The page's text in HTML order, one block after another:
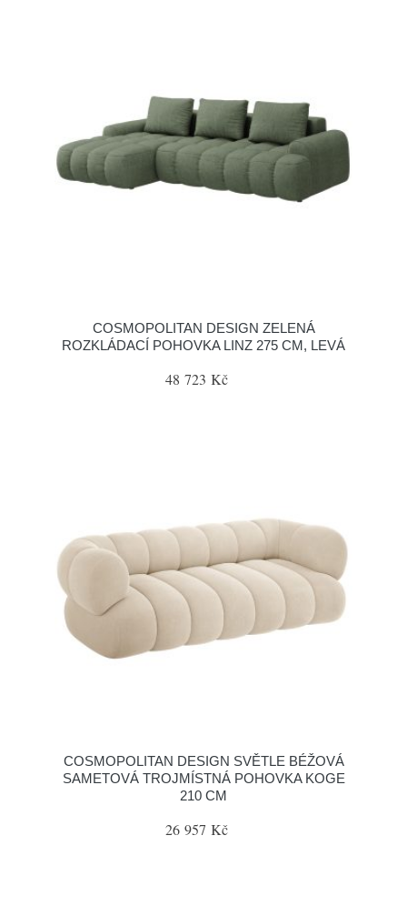
COSMOPOLITAN DESIGN ZELENÁ
ROZKLÁDACÍ POHOVKA LINZ 275 CM, LEVÁ
48 723 Kč
COSMOPOLITAN DESIGN SVĚTLE BÉŽOVÁ
SAMETOVÁ TROJMÍSTNÁ POHOVKA KOGE
210 CM
26 957 Kč